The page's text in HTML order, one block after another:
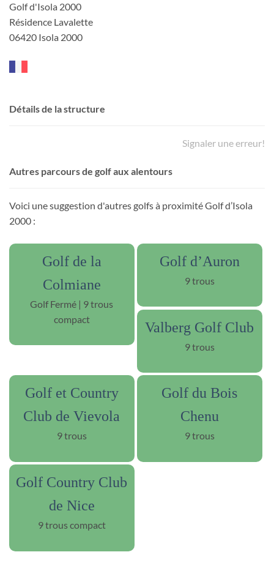
Golf d'Isola 2000
Résidence Lavalette
06420 Isola 2000
Détails de la structure
Signaler une erreur!
Autres parcours de golf aux alentours
Voici une suggestion d'autres golfs à proximité Golf d’Isola
2000 :
Golf de la
Colmiane
Golf Fermé | 9 trous
compact
Golf d’Auron
9 trous
Valberg Golf Club
9 trous
Golf et Country
Club de Vievola
9 trous
Golf du Bois
Chenu
9 trous
Golf Country Club
de Nice
9 trous compact